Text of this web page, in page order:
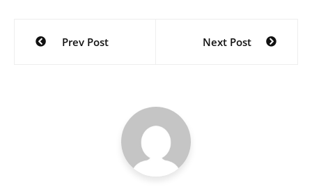
Post
navigation
Prev Post Next Post